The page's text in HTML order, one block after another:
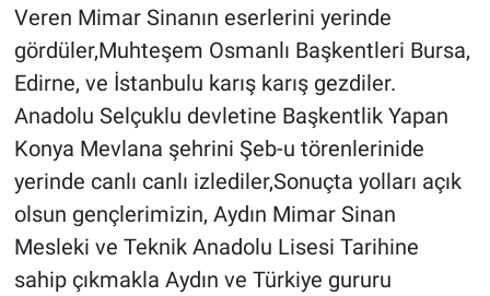
Veren Mimar Sinanın eserlerini yerinde
gördüler,Muhteşem Osmanlı Başkentleri Bursa,
Edirne, ve İstanbulu karış karış gezdiler.
Anadolu Selçuklu devletine Başkentlik Yapan
Konya Mevlana şehrini Şeb-u törenlerinide
yerinde canlı canlı izlediler,Sonuçta yolları açık
olsun gençlerimizin, Aydın Mimar Sinan
Mesleki ve Teknik Anadolu Lisesi Tarihine
sahip çıkmakla Aydın ve Türkiye gururu